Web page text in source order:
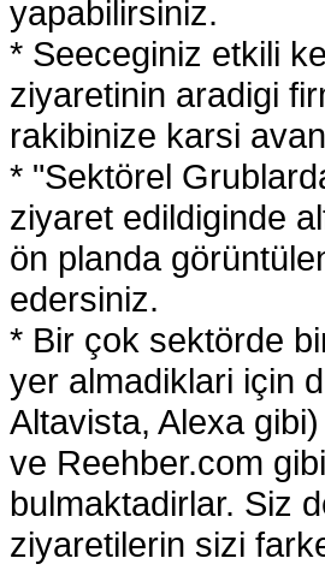
yapabilirsiniz.
* Seeceginiz etkili
ziyaretinin aradigi
rakibinize karsi
* "Sektörel
ziyaret edildiginde
ön planda
edersiniz.
* Bir çok sektörde
yer almadiklari için
Altavista, Alexa
ve Reehber.com
bulmaktadirlar. Siz
ziyaretilerin sizi